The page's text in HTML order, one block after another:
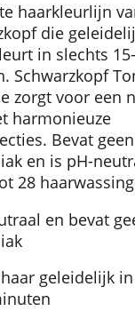
haarkleurlijn
die
in slechts
Schwarzkopf
zorgt voor een
harmonieuze
Bevat geen
en is pH-
28
en bevat
geleidelijk